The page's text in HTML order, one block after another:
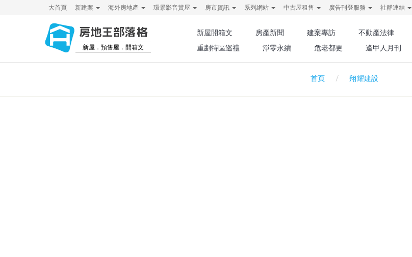
大首頁 新建案 海外房地產 環景影音賞屋 房市資訊 系列網站 中古屋租售 廣告刊登服務 社群連結
房地王部落格
新屋．預售屋．開箱文
新屋開箱文 房產新聞 建案專訪 不動產法律
重劃特區巡禮
淨零永續 危老都更 逢甲人月刊
首頁 翔耀建設